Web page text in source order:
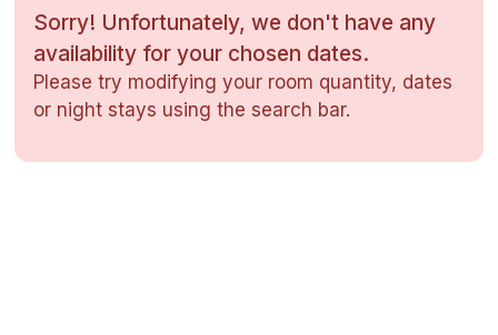
Stockholm
Göteborg
Sorry! Unfortunately, we don't have any
availability for your chosen dates.
Please try modifying your room quantity, dates
or night stays using the search bar.
Kontakta ossVanliga frågorAllmänna villkor
Gift VouchersCoop.se Manage Preferences